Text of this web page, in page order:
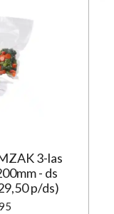
3-las
- ds
p/ds)